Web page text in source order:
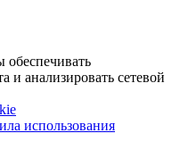
и анализировать сетевой
использования